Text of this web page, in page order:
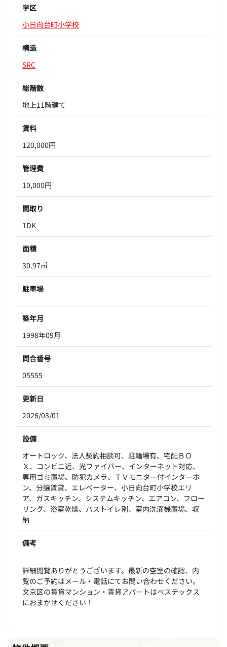
学区
小日向台町小学校
構造
SRC
総階数
地上11階建て
賃料
120,000円
管理費
10,000円
間取り
1DK
面積
30.97㎡
駐車場
築年月
1998年09月
問合番号
05555
更新日
2026/03/01
設備
オートロック、法人契約相談可、駐輪場有、宅配ＢＯ
Ｘ、コンビニ近、光ファイバー、インターネット対応、
専用ゴミ置場、防犯カメラ、ＴＶモニター付インターホ
ン、分譲賃貸、エレベーター、小日向台町小学校エリ
ア、ガスキッチン、システムキッチン、エアコン、フロー
リング、浴室乾燥、バストイレ別、室内洗濯機置場、収
納
備考
詳細閲覧ありがとうございます。最新の空室の確認、内
覧のご予約はメール・電話にてお問い合わせください。
文京区の賃貸マンション・賃貸アパートはベステックス
におまかせください！